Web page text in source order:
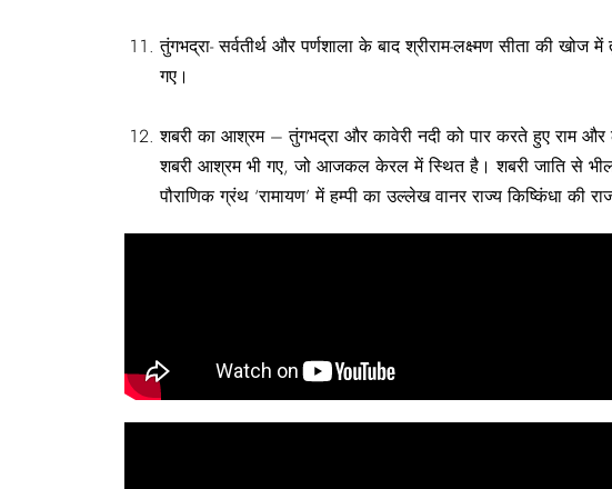
तुंगभद्रा- सर्वतीर्थ और पर्णशाला के बाद श्रीराम-लक्ष्मण सीता की
गए।
शबरी का आश्रम – तुंगभद्रा और कावेरी नदी को पार करते हुए राम
शबरी आश्रम भी गए, जो आजकल केरल में स्थित है। शबरी जाति से
पौराणिक ग्रंथ ‘रामायण’ में हम्पी का उल्लेख वानर राज्य किष्किंधा की